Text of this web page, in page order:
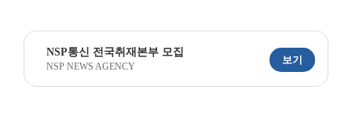
NSP통신 전국취재본부 모집
NSP NEWS AGENCY
보기